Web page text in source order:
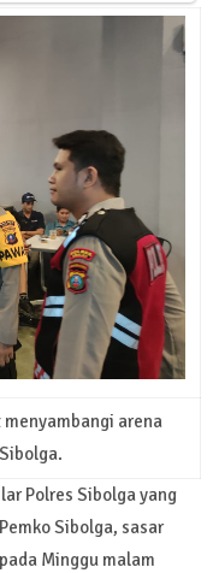
menyambangi arena
Polres Sibolga yang
Sibolga, sasar
Minggu malam